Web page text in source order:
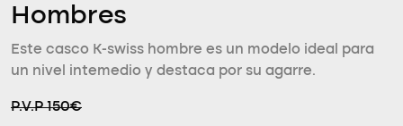
Hombres
Este casco K-swiss hombre es un modelo ideal para
un nivel intemedio y destaca por su agarre.
P.V.P 150€